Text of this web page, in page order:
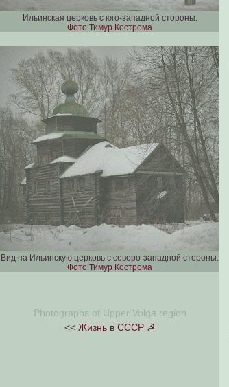
Ильинская церковь с юго-западной стороны.
Фото Тимур Кострома
Вид на Ильинскую церковь с северо-западной стороны.
Фото Тимур Кострома
Photographs of Upper Volga region
<< Жизнь в СССР ☭